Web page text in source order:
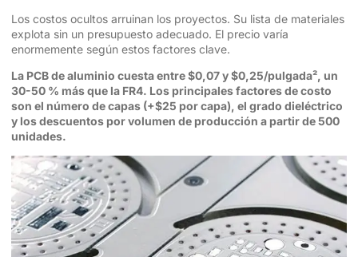
Los costos ocultos arruinan los proyectos. Su lista de materiales
explota sin un presupuesto adecuado. El precio varía
enormemente según estos factores clave.
La PCB de aluminio cuesta entre $0,07 y $0,25/pulgada², un
30-50 % más que la FR4. Los principales factores de costo
son el número de capas (+$25 por capa), el grado dieléctrico
y los descuentos por volumen de producción a partir de 500
unidades.